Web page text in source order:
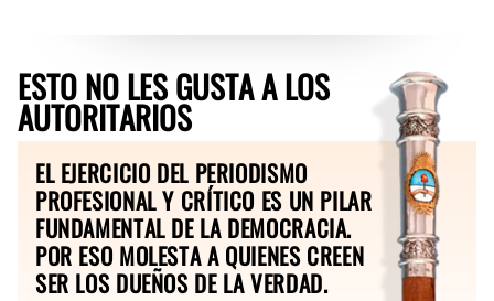
ESTO NO LES GUSTA A LOS
AUTORITARIOS
EL EJERCICIO DEL PERIODISMO
PROFESIONAL Y CRÍTICO ES UN PILAR
FUNDAMENTAL DE LA DEMOCRACIA.
POR ESO MOLESTA A QUIENES CREEN
SER LOS DUEÑOS DE LA VERDAD.